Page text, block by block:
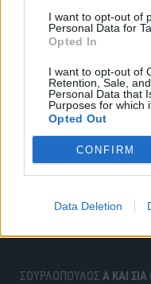
I want to opt-out of
Personal Data for
Opted In
I want to opt-out of
Retention, Sale,
Personal Data that
Purposes for which
Opted Out
CONFIRM
Data Deletion
ΣΟΥΡΛΟΠΟΥΛΟΣ Α ΚΑΙ ΣΙΑ